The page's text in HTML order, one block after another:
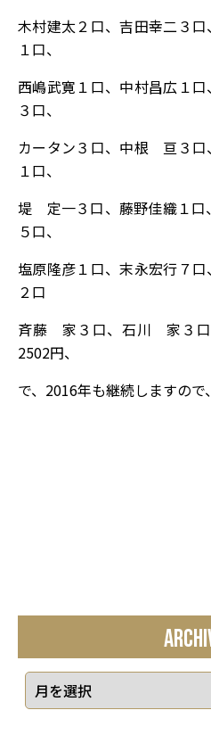
木村建太２口、吉田幸二３
１口、
西嶋武寛１口、中村昌広１
３口、
カータン３口、中根 亘３口
１口、
堤 定一３口、藤野佳織１口
５口、
塩原隆彦１口、末永宏行７
２口
斉藤 家３口、石川 家３口
2502円、
で、2016年も継続しますので